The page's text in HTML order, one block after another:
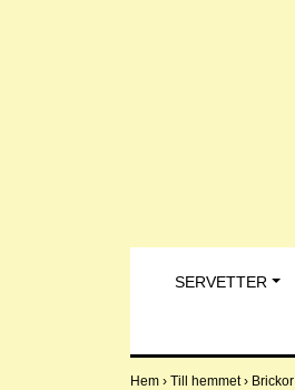
SERVETTER
Hem › Till hemmet› Brickor